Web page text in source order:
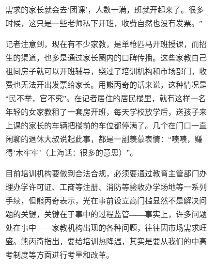
需求的家长就会去‘团课’，人数一满，班就开起来了。很多
时候，这只是一些老师私下开班，收费自然也没有发票。”
记者注意到，现在有不少家教，是单枪匹马开班授课，而招
生的渠道，也多是通过家长圈内的口碑传播。这些家教自己
租间房子就可以开班辅导，绕过了培训机构和市场部门，收
费也无法开出发票给家长。用熊丙奇的话来说，这种情况是
“民不举，官不究”。在记者居住的居民楼里，就有这样一名
年轻的女家教租了一套房开班，每天学校放学后，送孩子来
上课的家长的车辆把楼前的车位都停满了。几个在门口一直
闲聊的退休大叔说起此事，都是一副羡慕表情：“啧啧，赚
得‘木牢牢’（上海话：很多的意思）”。
目前培训机构要做到合法合规，必须要通过教育主管部门办
理办学许可证、工商等注册、消防等验收办学场地等一系列
手续，但熊丙奇表示，光在事前设立高门槛显然不是解决问
题的关键，关键在于事中的过程监管——事实上，许多问题
处在事中——家教机构出现的各种问题，往往因市场需求旺
盛。熊丙奇指出，要给培训热降温，其实是要从我们的中高
考制度等方面进行考量和改革。